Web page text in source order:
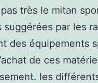
très le mitan
par les
des équipements
de ces
les